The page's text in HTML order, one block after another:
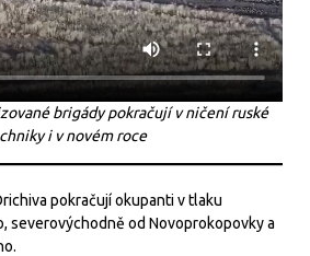
brigády pokračují v ničení ruské
i v novém roce
pokračují okupanti v tlaku
severovýchodně od Novoprokopovky a